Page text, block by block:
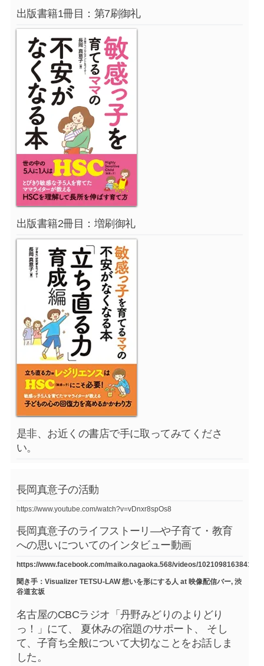
出版書籍1冊目：第7刷御礼
出版書籍2冊目：増刷御礼
是非、お近くの書店で手に取ってみてくださ
い。
長岡真意子の活動
https://www.youtube.com/watch?v=vDnxr8spOs8
長岡真意子のライフストーリ―や子育て・教育
への思いについてのインタビュー動画
https://www.facebook.com/maiko.nagaoka.568/videos/
聞き手：Visualizer TETSU-LAW 想いを形にする人 at 映像配信バー, 渋
谷道玄坂
名古屋のCBCラジオ「丹野みどりのよりどり
っ！」にて、 夏休みの宿題のサポート、 そし
て、子育ち全般について大切なことをお話しま
した。